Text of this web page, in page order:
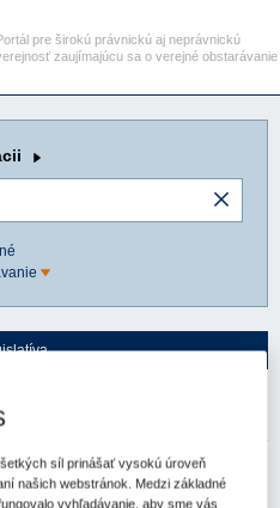
pre širokú právnickú aj neprávnickú
zaujímajúcu sa o verejné obstarávanie
dlhu
6C/482/1997 Prameň:ASPI
síl prinášať vysokú úroveň
našich webstránok. Medzi základné
vyhľadávanie, aby sme vás